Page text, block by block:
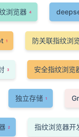
浏览器 4
1 防关联指纹浏
3 安全指纹浏览
独立存储 1
2 指纹浏览器开